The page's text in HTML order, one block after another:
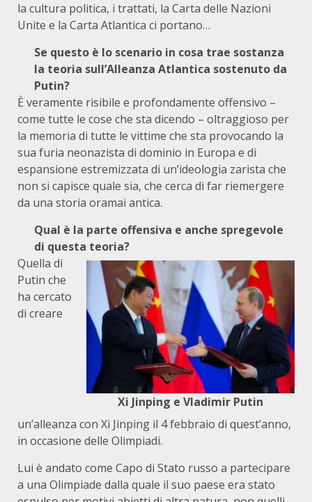
la cultura politica, i trattati, la Carta delle Nazioni
Unite e la Carta Atlantica ci portano…
Se questo è lo scenario in cosa trae sostanza
la teoria sull’Alleanza Atlantica sostenuto da
Putin?
È veramente risibile e profondamente offensivo –
come tutte le cose che sta dicendo – oltraggioso per
la memoria di tutte le vittime che sta provocando la
sua furia neonazista di dominio in Europa e di
espansione estremizzata di un’ideologia zarista che
non si capisce quale sia, che cerca di far riemergere
da una storia oramai antica.
Qual è la parte offensiva e anche spregevole
di questa teoria?
Xi Jinping e Vladimir Putin
Quella di
Putin che
ha cercato
di creare
un’alleanza con Xi Jinping il 4 febbraio di quest’anno,
in occasione delle Olimpiadi.
Lui è andato come Capo di Stato russo a partecipare
a una Olimpiade dalla quale il suo paese era stato